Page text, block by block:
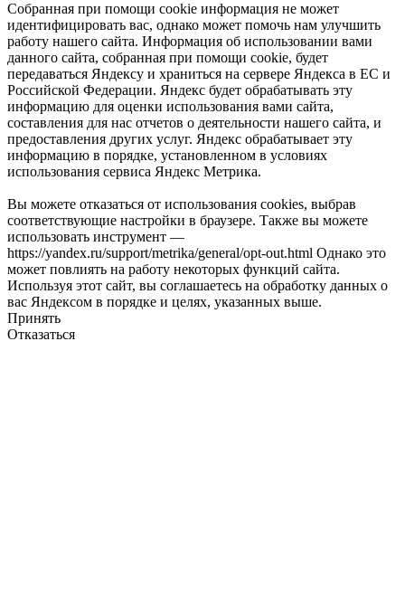
Собранная при помощи cookie информация не может
идентифицировать вас, однако может помочь нам улучшить
работу нашего сайта. Информация об использовании вами
данного сайта, собранная при помощи cookie, будет
передаваться Яндексу и храниться на сервере Яндекса в ЕС и
Российской Федерации. Яндекс будет обрабатывать эту
информацию для оценки использования вами сайта,
составления для нас отчетов о деятельности нашего сайта, и
предоставления других услуг. Яндекс обрабатывает эту
информацию в порядке, установленном в условиях
использования сервиса Яндекс Метрика.
Вы можете отказаться от использования cookies, выбрав
соответствующие настройки в браузере. Также вы можете
использовать инструмент —
https://yandex.ru/support/metrika/general/opt-out.html Однако это
может повлиять на работу некоторых функций сайта.
Используя этот сайт, вы соглашаетесь на обработку данных о
вас Яндексом в порядке и целях, указанных выше.
Принять
Отказаться